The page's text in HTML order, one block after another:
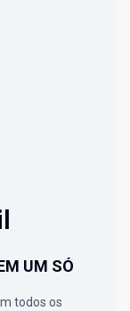
UM SÓ
todos os